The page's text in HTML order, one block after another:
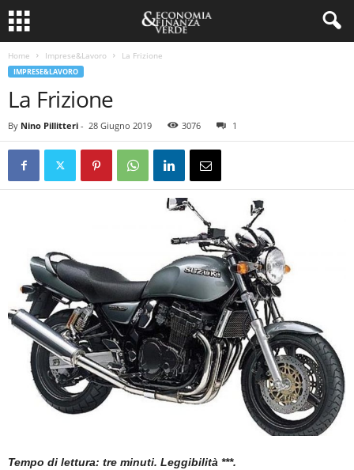
Home Imprese&Lavoro La Frizione
IMPRESE&LAVORO
La Frizione
By Nino Pillitteri - 28 Giugno 2019 3076 1
Tempo di lettura: tre minuti. Leggibilità ***.